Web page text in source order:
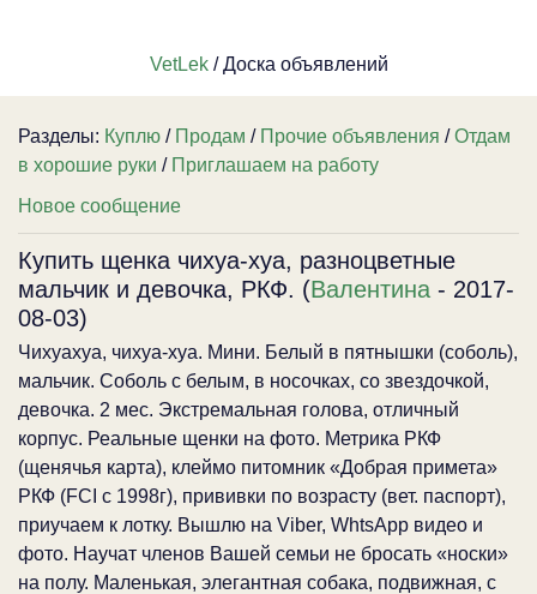
VetLek/ Доска объявлений
Разделы: Куплю / Продам / Прочие объявления /Отдам
в хорошие руки / Приглашаем на работу
Новое сообщение
Купить щенка чихуа-хуа, разноцветные
мальчик и девочка, РКФ. (Валентина - 2017-
08-03)
Чихуахуа, чихуа-хуа. Мини. Белый в пятнышки (соболь),
мальчик. Соболь с белым, в носочках, со звездочкой,
девочка. 2 мес. Экстремальная голова, отличный
корпус. Реальные щенки на фото. Метрика РКФ
(щенячья карта), клеймо питомник «Добрая примета»
РКФ (FCI с 1998г), прививки по возрасту (вет. паспорт),
приучаем к лотку. Вышлю на Viber, WhtsApp видео и
фото. Научат членов Вашей семьи не бросать «носки»
на полу. Маленькая, элегантная собака, подвижная, с